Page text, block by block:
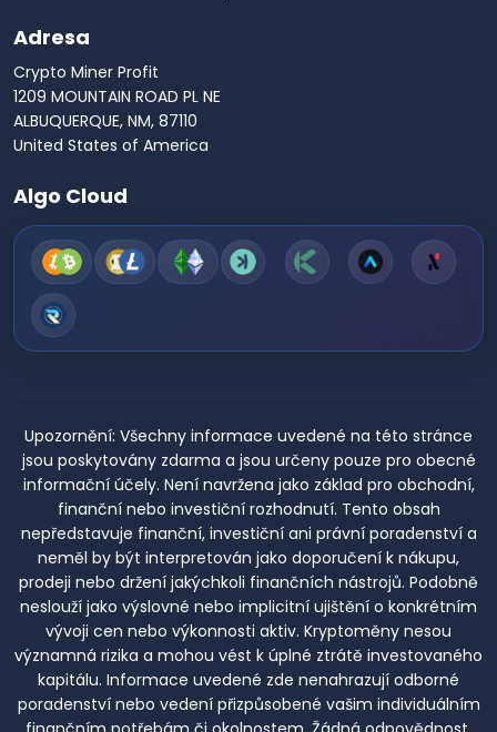
Adresa
Crypto Miner Profit
1209 MOUNTAIN ROAD PL NE
ALBUQUERQUE, NM, 87110
United States of America
Algo Cloud
Upozornění: Všechny informace uvedené na této stránce
jsou poskytovány zdarma a jsou určeny pouze pro obecné
informační účely. Není navržena jako základ pro obchodní,
finanční nebo investiční rozhodnutí. Tento obsah
nepředstavuje finanční, investiční ani právní poradenství a
neměl by být interpretován jako doporučení k nákupu,
prodeji nebo držení jakýchkoli finančních nástrojů. Podobně
neslouží jako výslovné nebo implicitní ujištění o konkrétním
vývoji cen nebo výkonnosti aktiv. Kryptoměny nesou
významná rizika a mohou vést k úplné ztrátě investovaného
kapitálu. Informace uvedené zde nenahrazují odborné
poradenství nebo vedení přizpůsobené vašim individuálním